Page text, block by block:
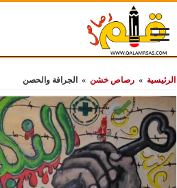
الرئيسية » رصاص خشن » الجرافة والحصن